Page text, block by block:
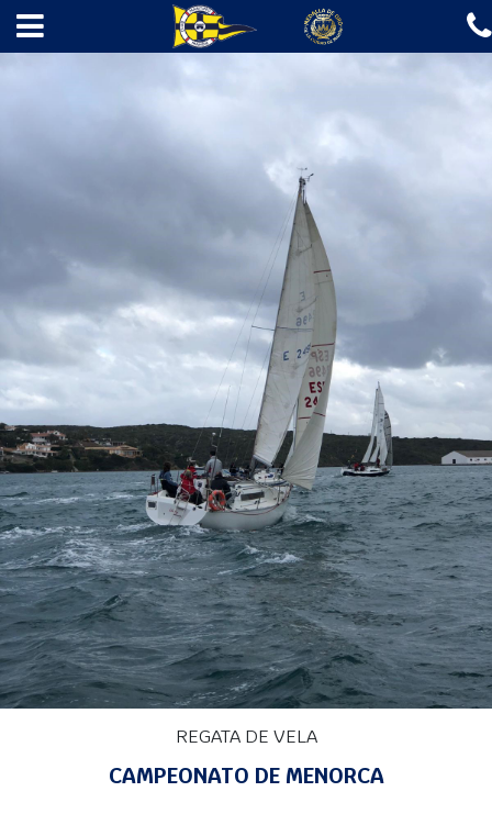
✖
A LA MAR 2026
REGATAS
REGATAS DE VELA
REGATAS DE PIRAGÜISMO
AMARRES
GASOLINERA
NOTICIAS
CONTACTO
Fotos
Agenda
Webcam
Meteo
INICIO>REGATAS>REGATAS DE VELA > CAMPEONATO DE MENORCA
REGATA DE VELA
CAMPEONATO DE MENORCA